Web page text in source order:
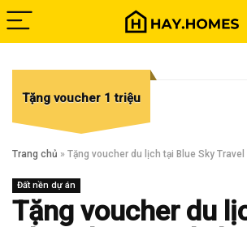
Tặng voucher 1 triệu
Trang chủ » Tặng voucher du lịch tại Blue Sky
Đất nền dự án
Tặng voucher du